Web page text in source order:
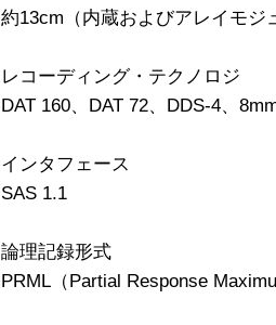
約13cm（内蔵およびアレイモジ
レコーディング・テクノロジ
DAT 160、DAT 72、DDS-4、
インタフェース
SAS 1.1
論理記録形式
PRML（Partial Response